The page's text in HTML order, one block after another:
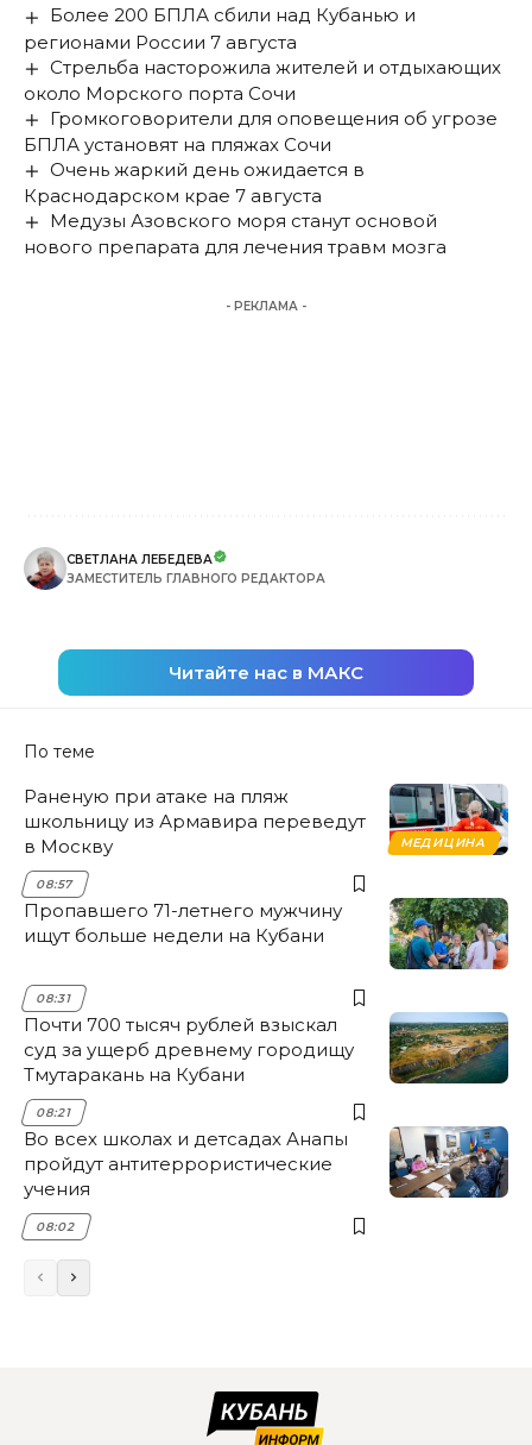
Более 200 БПЛА сбили над Кубанью и
регионами России 7 августа
Стрельба насторожила жителей и отдыхающих
около Морского порта Сочи
Громкоговорители для оповещения об угрозе
БПЛА установят на пляжах Сочи
Очень жаркий день ожидается в
Краснодарском крае 7 августа
Медузы Азовского моря станут основой
нового препарата для лечения травм мозга
- РЕКЛАМА -
СВЕТЛАНА ЛЕБЕДЕВА
ЗАМЕСТИТЕЛЬ ГЛАВНОГО РЕДАКТОРА
Читайте нас в МАКС
По теме
МЕДИЦИНА
Раненую при атаке на пляж
школьницу из Армавира переведут
в Москву
08:57
Пропавшего 71-летнего мужчину
ищут больше недели на Кубани
08:31
Почти 700 тысяч рублей взыскал
суд за ущерб древнему городищу
Тмутаракань на Кубани
08:21
Во всех школах и детсадах Анапы
пройдут антитеррористические
учения
08:02